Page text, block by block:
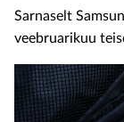
Sarnaselt
veebruarikuu